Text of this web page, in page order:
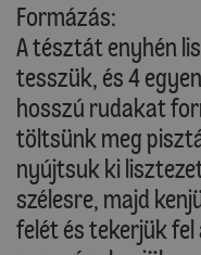
Formázás:
A tésztát enyhén
tesszük, és 4
hosszú rudakat
töltsünk meg
nyújtsuk ki
szélesre, majd
felét és tekerjük